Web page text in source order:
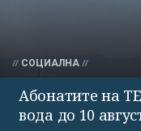
СОЦИАЛНА
Абонатите на
вода до 10